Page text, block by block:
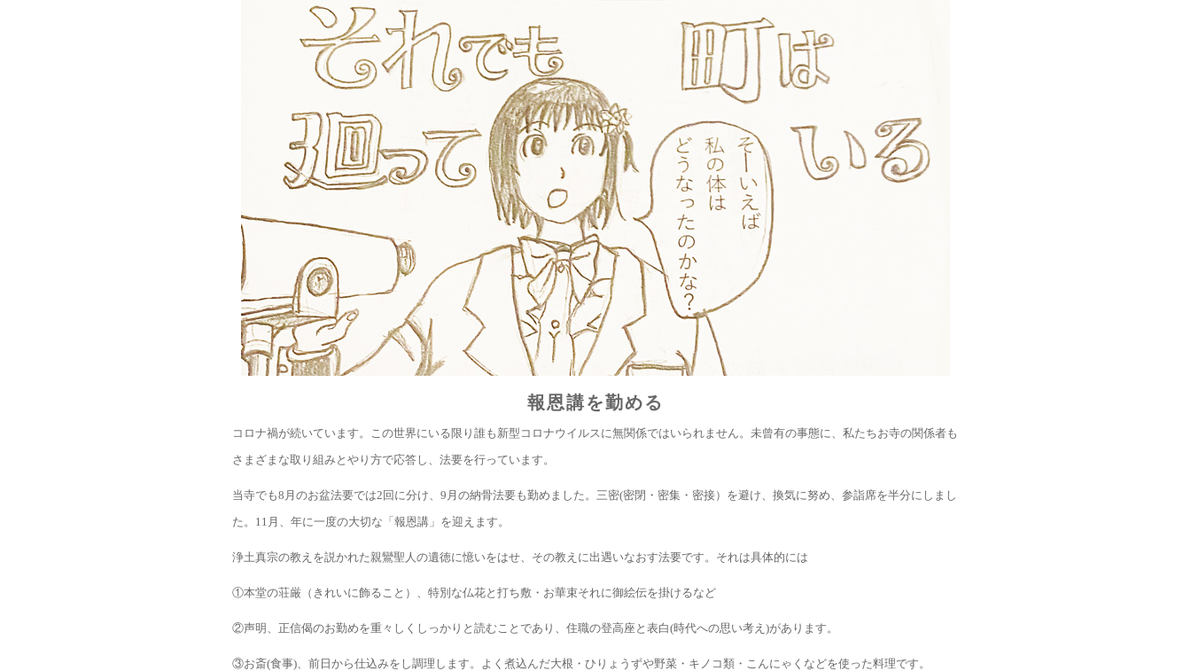
報恩講を勤める
コロナ禍が続いています。この世界にいる限り誰も新型コロナウイルスに無関係ではいられません。未曾有の事態に、私たちお寺の関係者も
さまざまな取り組みとやり方で応答し、法要を行っています。
当寺でも8月のお盆法要では2回に分け、9月の納骨法要も勤めました。三密(密閉・密集・密接）を避け、換気に努め、参詣席を半分にしまし
た。11月、年に一度の大切な「報恩講」を迎えます。
浄土真宗の教えを説かれた親鸞聖人の遺徳に憶いをはせ、その教えに出遇いなおす法要です。それは具体的には
①本堂の荘厳（きれいに飾ること）、特別な仏花と打ち敷・お華束それに御絵伝を掛けるなど
②声明、正信偈のお勤めを重々しくしっかりと読むことであり、住職の登高座と表白(時代への思い考え)があります。
③お斎(食事)、前日から仕込みをし調理します。よく煮込んだ大根・ひりょうずや野菜・キノコ類・こんにゃくなどを使った料理です。